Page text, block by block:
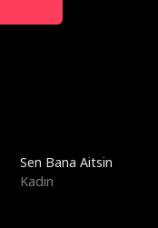
Sen Bana Aitsin
Kadın